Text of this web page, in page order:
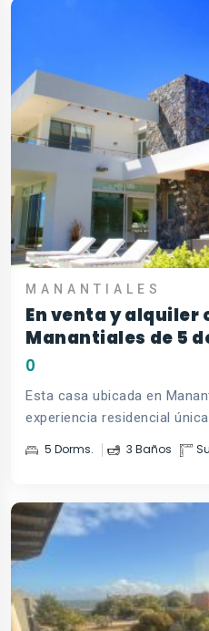
MANANTIALES
En venta y alquiler
Manantiales de 5
0
Esta casa ubicada en
experiencia residencial
5 Dorms. 3 Baños